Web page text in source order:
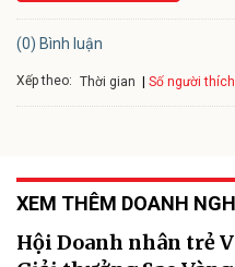
(0) Bình luận
Xếp theo: Thời gian Số người thích
XEM THÊM DOANH
Hội Doanh nhân trẻ